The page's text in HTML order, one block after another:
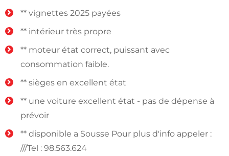
** vignettes 2025 payées
** intérieur très propre
** moteur état correct, puissant avec
consommation faible.
** sièges en excellent état
** une voiture excellent état - pas de dépense à
prévoir
** disponible a Sousse Pour plus d'info appeler :
///Tel : 98.563.624